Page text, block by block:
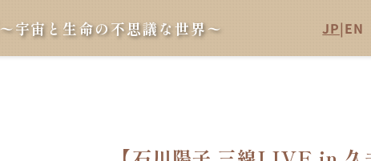
〜宇宙と生命の不思議な世界〜 JP|EN